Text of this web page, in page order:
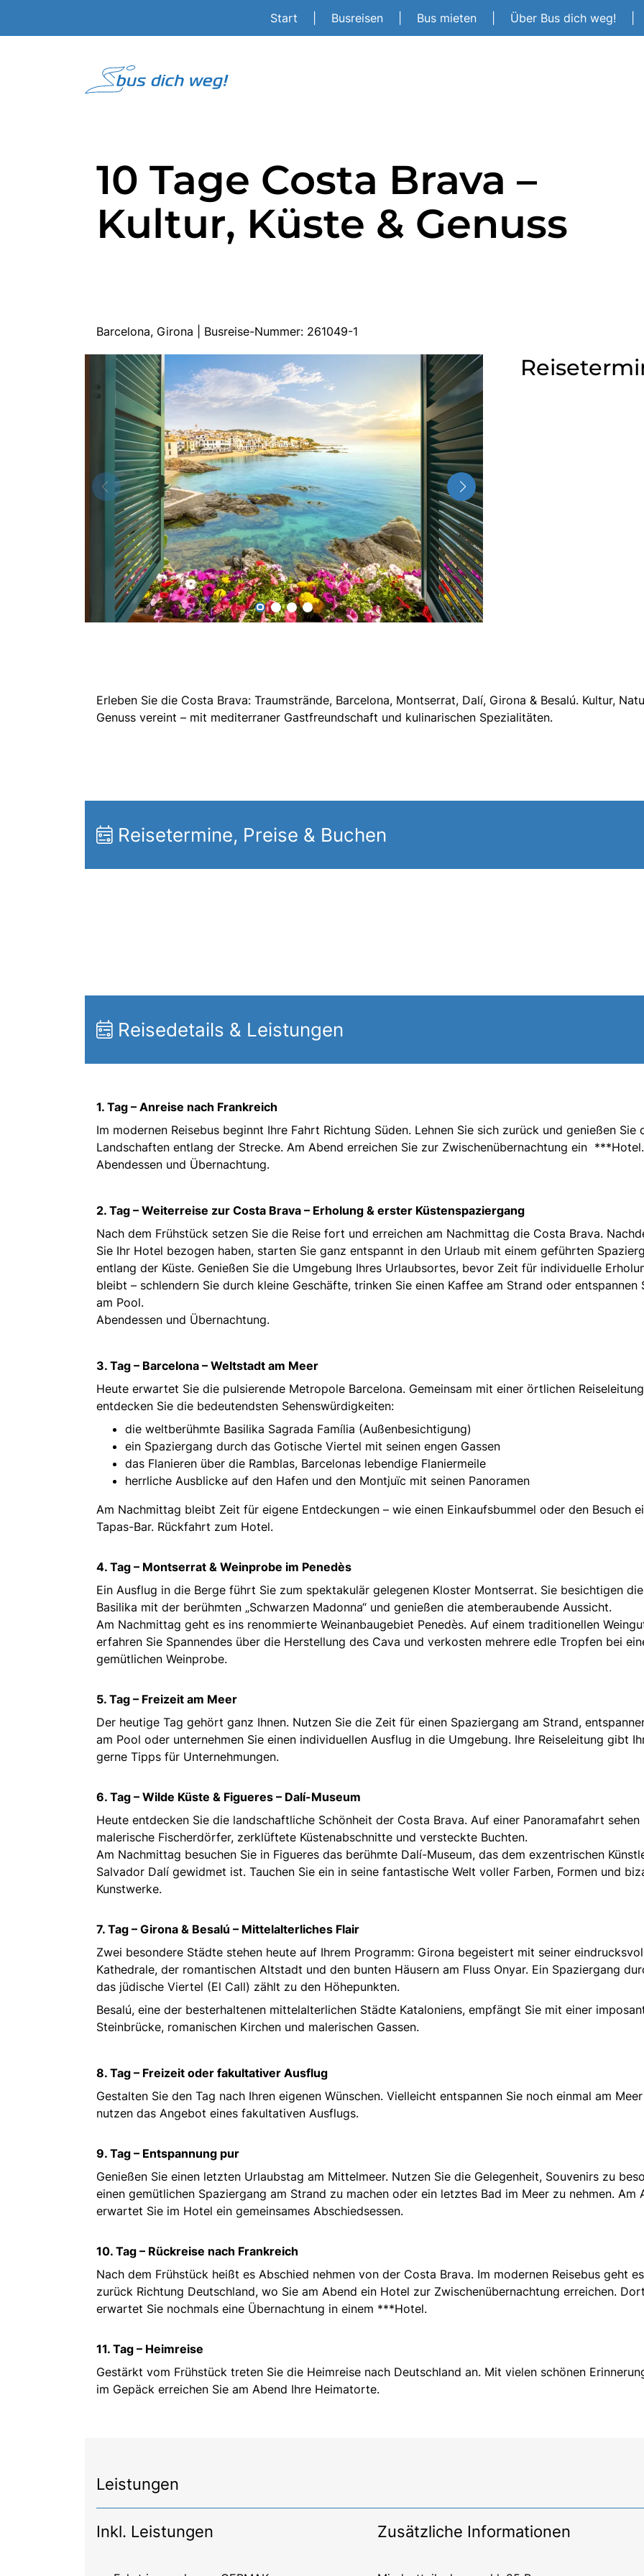
Start Busreisen Bus mieten Über Bus dich weg!
10 Tage Costa Brava –
Kultur, Küste & Genuss
Barcelona, Girona | Busreise-Nummer: 261049-1
Erleben Sie die Costa Brava: Traumstrände, Barcelona, Montserrat, Dalí, Girona & Besalú. Kultur,
Genuss vereint – mit mediterraner Gastfreundschaft und kulinarischen Spezialitäten.
Reisetermine, Preise & Buchen
Reisedetails & Leistungen
1. Tag – Anreise nach Frankreich
Im modernen Reisebus beginnt Ihre Fahrt Richtung Süden. Lehnen Sie sich zurück und genießen Sie
Landschaften entlang der Strecke. Am Abend erreichen Sie zur Zwischenübernachtung ein ***Hotel.
Abendessen und Übernachtung.
2. Tag – Weiterreise zur Costa Brava – Erholung & erster Küstenspaziergang
Nach dem Frühstück setzen Sie die Reise fort und erreichen am Nachmittag die Costa Brava.
Sie Ihr Hotel bezogen haben, starten Sie ganz entspannt in den Urlaub mit einem geführten
entlang der Küste. Genießen Sie die Umgebung Ihres Urlaubsortes, bevor Zeit für individuelle
bleibt – schlendern Sie durch kleine Geschäfte, trinken Sie einen Kaffee am Strand oder entspannen
am Pool.
Abendessen und Übernachtung.
3. Tag – Barcelona – Weltstadt am Meer
Heute erwartet Sie die pulsierende Metropole Barcelona. Gemeinsam mit einer örtlichen Reiseleitung
entdecken Sie die bedeutendsten Sehenswürdigkeiten:
die weltberühmte Basilika Sagrada Família (Außenbesichtigung)
ein Spaziergang durch das Gotische Viertel mit seinen engen Gassen
das Flanieren über die Ramblas, Barcelonas lebendige Flaniermeile
herrliche Ausblicke auf den Hafen und den Montjuïc mit seinen Panoramen
Am Nachmittag bleibt Zeit für eigene Entdeckungen – wie einen Einkaufsbummel oder den Besuch
Tapas-Bar. Rückfahrt zum Hotel.
4. Tag – Montserrat & Weinprobe im Penedès
Ein Ausflug in die Berge führt Sie zum spektakulär gelegenen Kloster Montserrat. Sie besichtigen die
Basilika mit der berühmten „Schwarzen Madonna“ und genießen die atemberaubende Aussicht.
Am Nachmittag geht es ins renommierte Weinanbaugebiet Penedès. Auf einem traditionellen
erfahren Sie Spannendes über die Herstellung des Cava und verkosten mehrere edle Tropfen bei
gemütlichen Weinprobe.
5. Tag – Freizeit am Meer
Der heutige Tag gehört ganz Ihnen. Nutzen Sie die Zeit für einen Spaziergang am Strand,
am Pool oder unternehmen Sie einen individuellen Ausflug in die Umgebung. Ihre Reiseleitung gibt
gerne Tipps für Unternehmungen.
6. Tag – Wilde Küste & Figueres – Dalí-Museum
Heute entdecken Sie die landschaftliche Schönheit der Costa Brava. Auf einer Panoramafahrt sehen
malerische Fischerdörfer, zerklüftete Küstenabschnitte und versteckte Buchten.
Am Nachmittag besuchen Sie in Figueres das berühmte Dalí-Museum, das dem exzentrischen
Salvador Dalí gewidmet ist. Tauchen Sie ein in seine fantastische Welt voller Farben, Formen und
Kunstwerke.
7. Tag – Girona & Besalú – Mittelalterliches Flair
Zwei besondere Städte stehen heute auf Ihrem Programm: Girona begeistert mit seiner
Kathedrale, der romantischen Altstadt und den bunten Häusern am Fluss Onyar. Ein Spaziergang
das jüdische Viertel (El Call) zählt zu den Höhepunkten.
Besalú, eine der besterhaltenen mittelalterlichen Städte Kataloniens, empfängt Sie mit einer
Steinbrücke, romanischen Kirchen und malerischen Gassen.
8. Tag – Freizeit oder fakultativer Ausflug
Gestalten Sie den Tag nach Ihren eigenen Wünschen. Vielleicht entspannen Sie noch einmal am
nutzen das Angebot eines fakultativen Ausflugs.
9. Tag – Entspannung pur
Genießen Sie einen letzten Urlaubstag am Mittelmeer. Nutzen Sie die Gelegenheit, Souvenirs zu
einen gemütlichen Spaziergang am Strand zu machen oder ein letztes Bad im Meer zu nehmen. Am
erwartet Sie im Hotel ein gemeinsames Abschiedsessen.
10. Tag – Rückreise nach Frankreich
Nach dem Frühstück heißt es Abschied nehmen von der Costa Brava. Im modernen Reisebus geht es
zurück Richtung Deutschland, wo Sie am Abend ein Hotel zur Zwischenübernachtung erreichen.
erwartet Sie nochmals eine Übernachtung in einem ***Hotel.
11. Tag – Heimreise
Gestärkt vom Frühstück treten Sie die Heimreise nach Deutschland an. Mit vielen schönen
im Gepäck erreichen Sie am Abend Ihre Heimatorte.
Leistungen
Inkl. Leistungen Zusätzliche Informationen